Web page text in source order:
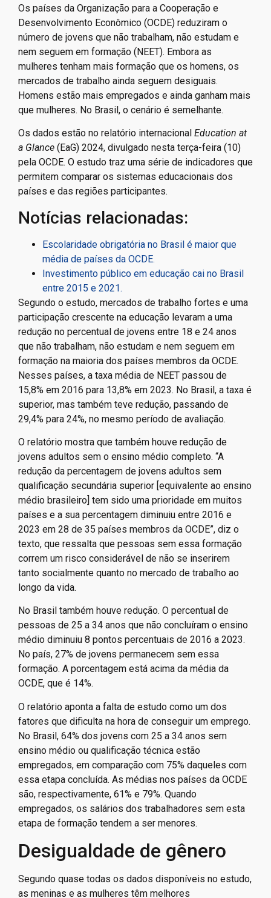
Os países da Organização para a Cooperação e
Desenvolvimento Econômico (OCDE) reduziram o
número de jovens que não trabalham, não estudam e
nem seguem em formação (NEET). Embora as
mulheres tenham mais formação que os homens, os
mercados de trabalho ainda seguem desiguais.
Homens estão mais empregados e ainda ganham mais
que mulheres. No Brasil, o cenário é semelhante.
Os dados estão no relatório internacional Education at
a Glance (EaG) 2024, divulgado nesta terça-feira (10)
pela OCDE. O estudo traz uma série de indicadores que
permitem comparar os sistemas educacionais dos
países e das regiões participantes.
Notícias relacionadas:
Escolaridade obrigatória no Brasil é maior que
média de países da OCDE.
Investimento público em educação cai no Brasil
entre 2015 e 2021.
Segundo o estudo, mercados de trabalho fortes e uma
participação crescente na educação levaram a uma
redução no percentual de jovens entre 18 e 24 anos
que não trabalham, não estudam e nem seguem em
formação na maioria dos países membros da OCDE.
Nesses países, a taxa média de NEET passou de
15,8% em 2016 para 13,8% em 2023. No Brasil, a taxa é
superior, mas também teve redução, passando de
29,4% para 24%, no mesmo período de avaliação.
O relatório mostra que também houve redução de
jovens adultos sem o ensino médio completo. “A
redução da percentagem de jovens adultos sem
qualificação secundária superior [equivalente ao ensino
médio brasileiro] tem sido uma prioridade em muitos
países e a sua percentagem diminuiu entre 2016 e
2023 em 28 de 35 países membros da OCDE”, diz o
texto, que ressalta que pessoas sem essa formação
correm um risco considerável de não se inserirem
tanto socialmente quanto no mercado de trabalho ao
longo da vida.
No Brasil também houve redução. O percentual de
pessoas de 25 a 34 anos que não concluíram o ensino
médio diminuiu 8 pontos percentuais de 2016 a 2023.
No país, 27% de jovens permanecem sem essa
formação. A porcentagem está acima da média da
OCDE, que é 14%.
O relatório aponta a falta de estudo como um dos
fatores que dificulta na hora de conseguir um emprego.
No Brasil, 64% dos jovens com 25 a 34 anos sem
ensino médio ou qualificação técnica estão
empregados, em comparação com 75% daqueles com
essa etapa concluída. As médias nos países da OCDE
são, respectivamente, 61% e 79%. Quando
empregados, os salários dos trabalhadores sem esta
etapa de formação tendem a ser menores.
Desigualdade de gênero
Segundo quase todas os dados disponíveis no estudo,
as meninas e as mulheres têm melhores